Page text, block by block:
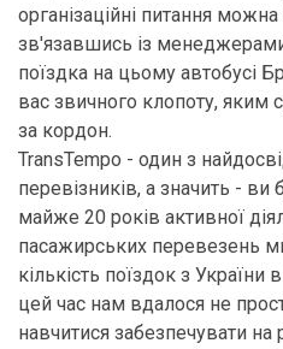
організаційні питання
зв'язавшись із
поїздка на цьому автобусі
вас звичного клопоту, яким
за кордон.
TransTempo - один з
перевізників, а значить - ви
майже 20 років активної
пасажирських перевезень
кількість поїздок з України
цей час нам вдалося не
навчитися забезпечувати на